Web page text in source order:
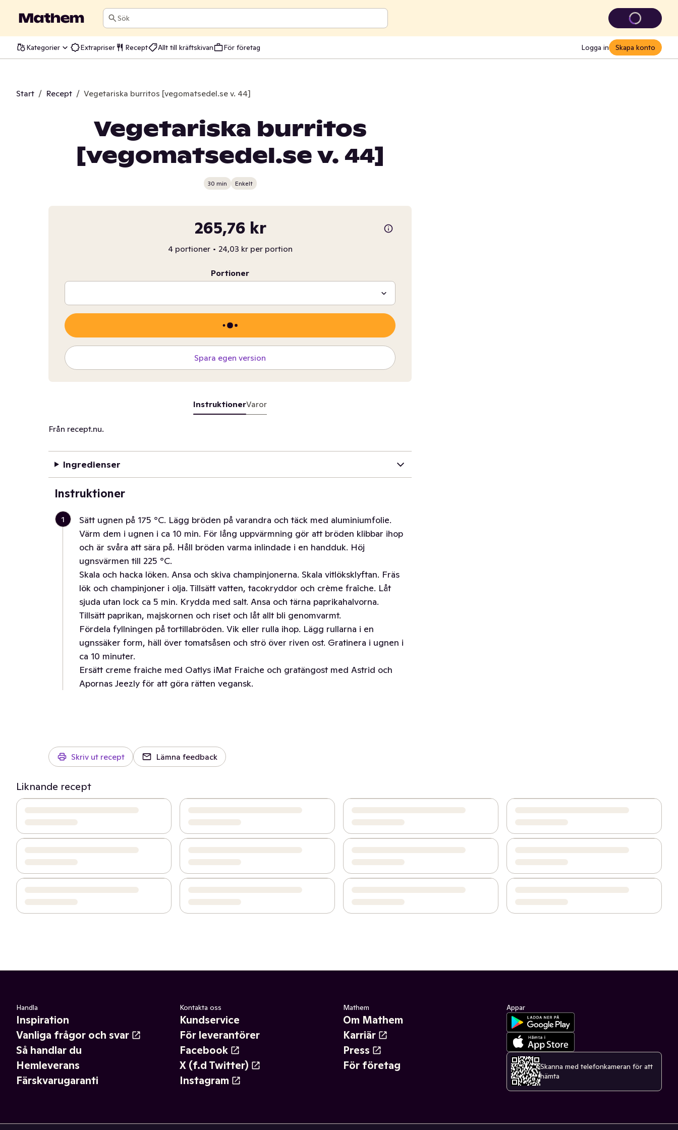
Sök
Kategorier Extrapriser Recept Allt till kräftskivan För företag Logga in Skapa konto
Start / Recept / Vegetariska burritos [vegomatsedel.se v. 44]
Vegetariska burritos
[vegomatsedel.se v. 44]
30 min Enkelt
265,76 kr
4 portioner • 24,03 kr per portion
Portioner
Spara egen version
InstruktionerVaror
Från recept.nu.
Ingredienser
Instruktioner
1
Sätt ugnen på 175 °C. Lägg bröden på varandra och täck med aluminiumfolie.
Värm dem i ugnen i ca 10 min. För lång uppvärmning gör att bröden klibbar ihop
och är svåra att sära på. Håll bröden varma inlindade i en handduk. Höj
ugnsvärmen till 225 °C.
Skala och hacka löken. Ansa och skiva champinjonerna. Skala vitlöksklyftan. Fräs
lök och champinjoner i olja. Tillsätt vatten, tacokryddor och crème fraîche. Låt
sjuda utan lock ca 5 min. Krydda med salt. Ansa och tärna paprikahalvorna.
Tillsätt paprikan, majskornen och riset och låt allt bli genomvarmt.
Fördela fyllningen på tortillabröden. Vik eller rulla ihop. Lägg rullarna i en
ugnssäker form, häll över tomatsåsen och strö över riven ost. Gratinera i ugnen i
ca 10 minuter.
Ersätt creme fraiche med Oatlys iMat Fraiche och gratängost med Astrid och
Apornas Jeezly för att göra rätten vegansk.
Skriv ut recept Lämna feedback
Liknande recept
Handla
Inspiration
Vanliga frågor och svar
Så handlar du
Hemleverans
Färskvarugaranti
Kontakta oss
Kundservice
För leverantörer
Facebook
X (f.d Twitter)
Instagram
Mathem
Om Mathem
Karriär
Press
För företag
Appar
Skanna med telefonkameran för att
hämta